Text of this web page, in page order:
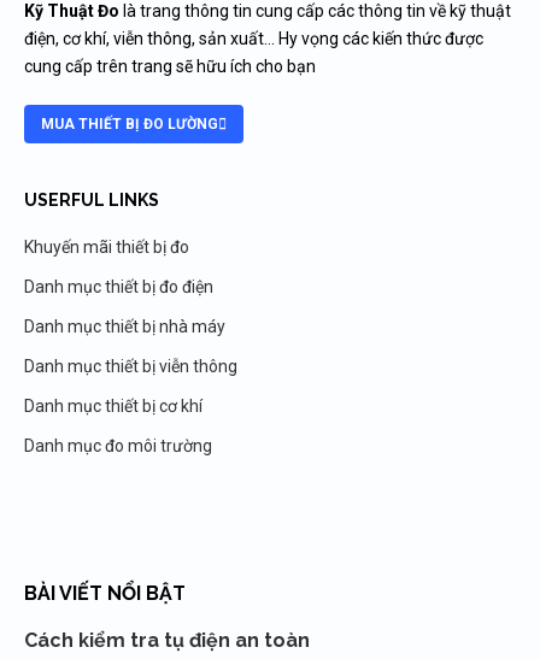
Kỹ Thuật Đo là trang thông tin cung cấp các thông tin về kỹ thuật
điện, cơ khí, viễn thông, sản xuất… Hy vọng các kiến thức được
cung cấp trên trang sẽ hữu ích cho bạn
MUA THIẾT BỊ ĐO LƯỜNG
USERFUL LINKS
Khuyến mãi thiết bị đo
Danh mục thiết bị đo điện
Danh mục thiết bị nhà máy
Danh mục thiết bị viễn thông
Danh mục thiết bị cơ khí
Danh mục đo môi trường
BÀI VIẾT NỔI BẬT
Cách kiểm tra tụ điện an toàn